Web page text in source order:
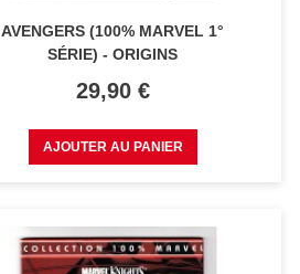
AVENGERS (100% MARVEL 1°
SÉRIE) - ORIGINS
Prix
29,90 €
AJOUTER AU PANIER